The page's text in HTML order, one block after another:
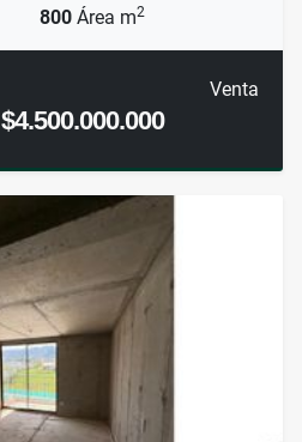
800 Área m2
Venta
$4.500.000.000